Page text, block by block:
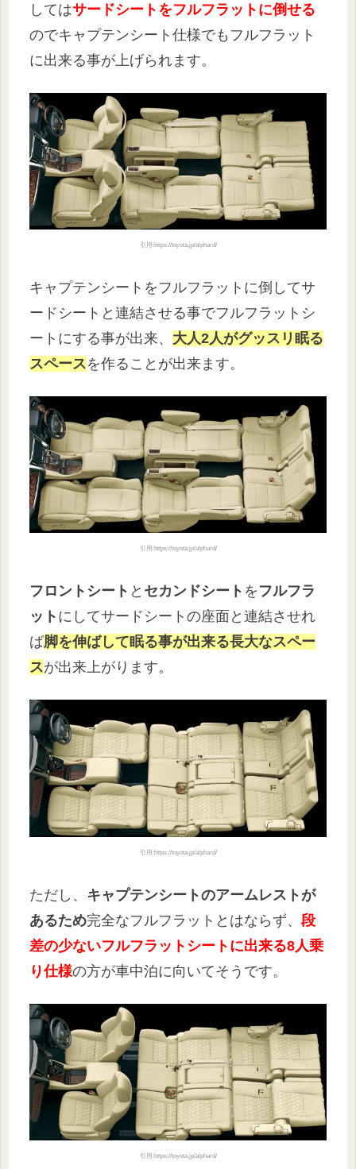
してはサードシートをフルフラットに倒せる
のでキャプテンシート仕様でもフルフラット
に出来る事が上げられます。
引用:https://toyota.jp/alphard/
キャプテンシートをフルフラットに倒してサ
ードシートと連結させる事でフルフラットシ
ートにする事が出来、 大人2人がグッスリ眠る
スペースを作ることが出来ます。
引用:https://toyota.jp/alphard/
フロントシート と セカンドシート を フルフラ
ット にしてサードシートの座面と連結させれ
ば脚を伸ばして眠る事が出来る長大なスペー
スが出来上がります。
引用:https://toyota.jp/alphard/
ただし、 キャプテンシートのアームレストが
あるため完全なフルフラットとはならず、 段
差の少ないフルフラットシートに出来る8人乗
り仕様の方が車中泊に向いてそうです。
引用:https://toyota.jp/alphard/